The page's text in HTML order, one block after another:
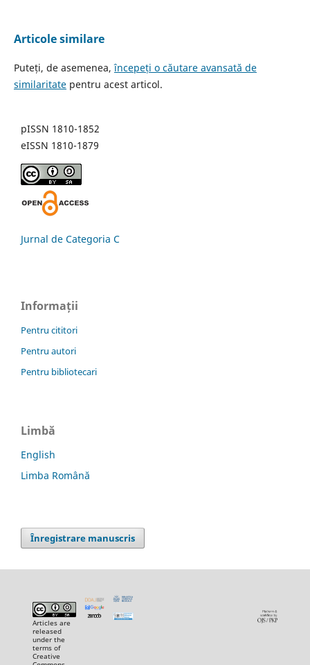
Articole similare
Puteți, de asemenea,începeți o căutare avansată de
similaritatepentru acest articol.
pISSN 1810-1852
eISSN 1810-1879
Jurnal de Categoria C
Informații
Pentru cititori
Pentru autori
Pentru bibliotecari
Limbă
English
Limba Română
Înregistrare manuscris
Articles are
released
under the
terms of
Creative